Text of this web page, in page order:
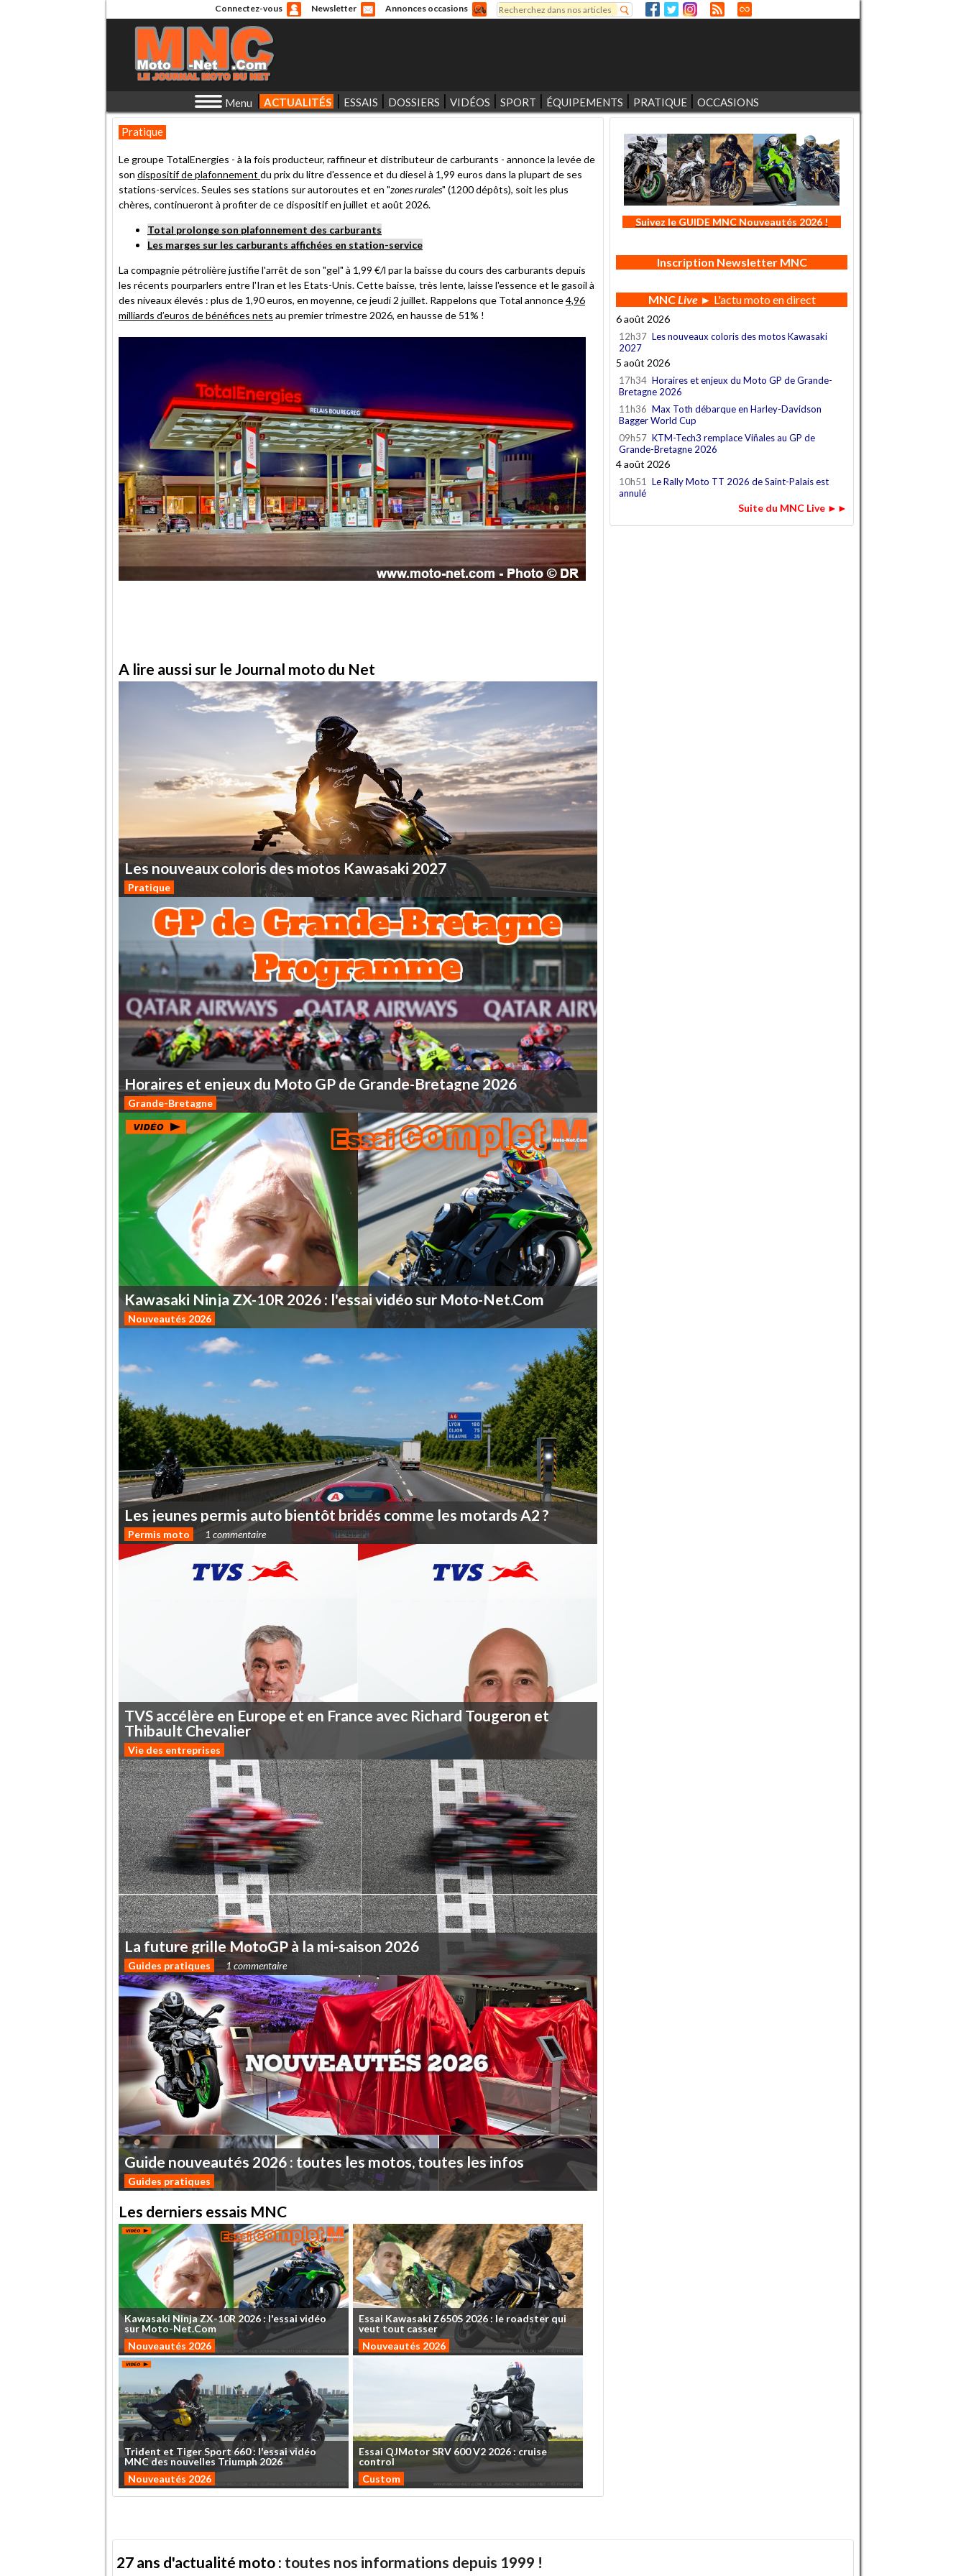
Connectez-vous Newsletter Annonces occasions
Formulaire de recherche
Rechercher
Menu ACTUALITÉS ESSAIS DOSSIERS VIDÉOS SPORT ÉQUIPEMENTS PRATIQUE OCCASIONS
Pratique
Le groupe TotalEnergies - à la fois producteur, raffineur et distributeur de carburants - annonce la levée de
son dispositif de plafonnement du prix du litre d'essence et du diesel à 1,99 euros dans la plupart de ses
stations-services. Seules ses stations sur autoroutes et en "zones rurales" (1200 dépôts), soit les plus
chères, continueront à profiter de ce dispositif en juillet et août 2026.
Total prolonge son plafonnement des carburants
Les marges sur les carburants affichées en station-service
La compagnie pétrolière justifie l'arrêt de son "gel" à 1,99 €/l par la baisse du cours des carburants depuis
les récents pourparlers entre l'Iran et les Etats-Unis. Cette baisse, très lente, laisse l'essence et le gasoil à
des niveaux élevés : plus de 1,90 euros, en moyenne, ce jeudi 2 juillet. Rappelons que Total annonce4,96
milliards d’euros de bénéfices nets au premier trimestre 2026, en hausse de 51% !
A lire aussi sur le Journal moto du Net
Lesnouveauxcoloris desmotos Kawasaki 2027
Pratique
Horaires et enjeux du Moto GP de Grande-Bretagne 2026
Grande-Bretagne
Kawasaki Ninja ZX-10R 2026 : l'essaividéosur Moto-Net.Com
Nouveautés 2026
Les jeunes permis auto bientôt bridéscomme les motardsA2?
Permis moto 1 commentaire
TVS accélère en Europe et en France avec Richard Tougeron et
Thibault Chevalier
Vie des entreprises
La futuregrilleMotoGP à la mi-saison 2026
Guides pratiques 1 commentaire
Guide nouveautés 2026 : toutes lesmotos,toutesles infos
Guides pratiques
Les derniers essais MNC
Kawasaki NinjaZX-10R 2026 : l'essai vidéo
sur Moto-Net.Com
Nouveautés 2026
Essai Kawasaki Z650S2026:le roadster qui
veut tout casser
Nouveautés 2026
Trident et TigerSport 660: l'essaividéo
MNCdesnouvelles Triumph2026
Nouveautés 2026
Essai QJMotorSRV 600V2 2026: cruise
control
Custom
Suivez le GUIDE MNC Nouveautés 2026 !
Inscription Newsletter MNC
MNCLive► L'actu moto en direct
6 août 2026
12h37 Les nouveaux coloris des motos Kawasaki
2027
5 août 2026
17h34 Horaires et enjeux du Moto GP de Grande-
Bretagne 2026
11h36 Max Toth débarque en Harley-Davidson
Bagger World Cup
09h57 KTM-Tech3 remplace Viñales au GP de
Grande-Bretagne 2026
4 août 2026
10h51
Le Rally Moto TT 2026 de Saint-Palais est
annulé
Suite du MNC Live ►►
27 ans d'actualité moto : toutes nos informations depuis 1999 !